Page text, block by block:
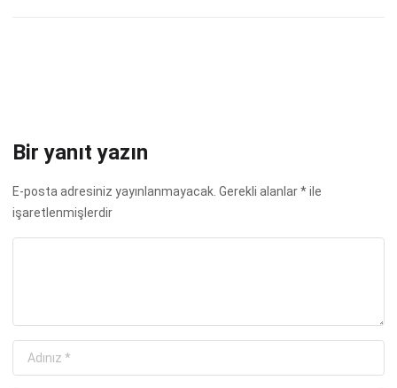
Bir yanıt yazın
E-posta adresiniz yayınlanmayacak. Gerekli alanlar*ile
işaretlenmişlerdir